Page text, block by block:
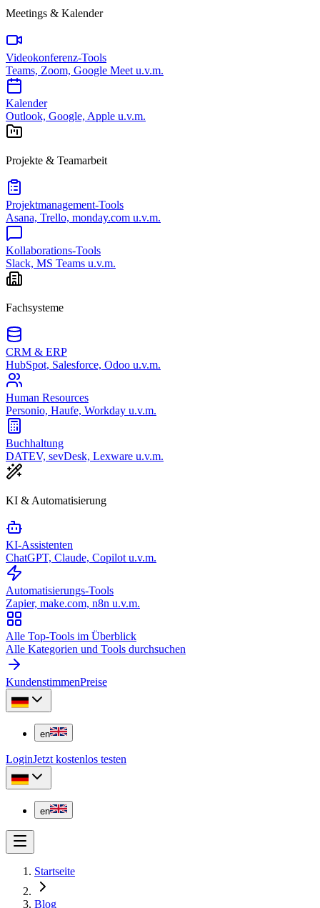
Meetings & Kalender
Videokonferenz-Tools
Teams, Zoom, Google Meet u.v.m.
Kalender
Outlook, Google, Apple u.v.m.
Projekte & Teamarbeit
Projektmanagement-Tools
Asana, Trello, monday.com u.v.m.
Kollaborations-Tools
Slack, MS Teams u.v.m.
Fachsysteme
CRM & ERP
HubSpot, Salesforce, Odoo u.v.m.
Human Resources
Personio, Haufe, Workday u.v.m.
Buchhaltung
DATEV, sevDesk, Lexware u.v.m.
KI & Automatisierung
KI-Assistenten
ChatGPT, Claude, Copilot u.v.m.
Automatisierungs-Tools
Zapier, make.com, n8n u.v.m.
Alle Top-Tools im Überblick
Alle Kategorien und Tools durchsuchen
KundenstimmenPreise
en
LoginJetzt kostenlos testen
en
Startseite
Blog